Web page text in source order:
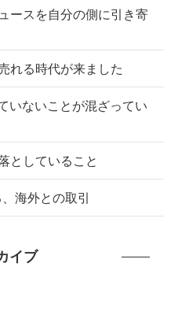
ースを自分の側に引き寄
れる時代が来ました
いないことが混ざってい
としていること
海外との取引
イブ